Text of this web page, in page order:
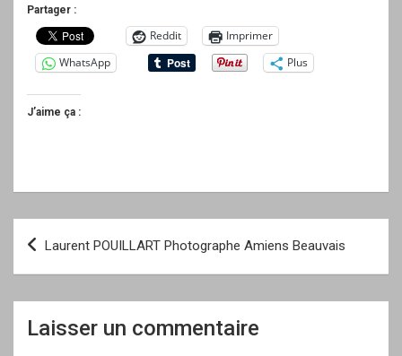
Partager :
Reddit
Imprimer
WhatsApp
Plus
J’aime ça :
Navigation
Laurent POUILLART Photographe Amiens Beauvais
Laisser un commentaire